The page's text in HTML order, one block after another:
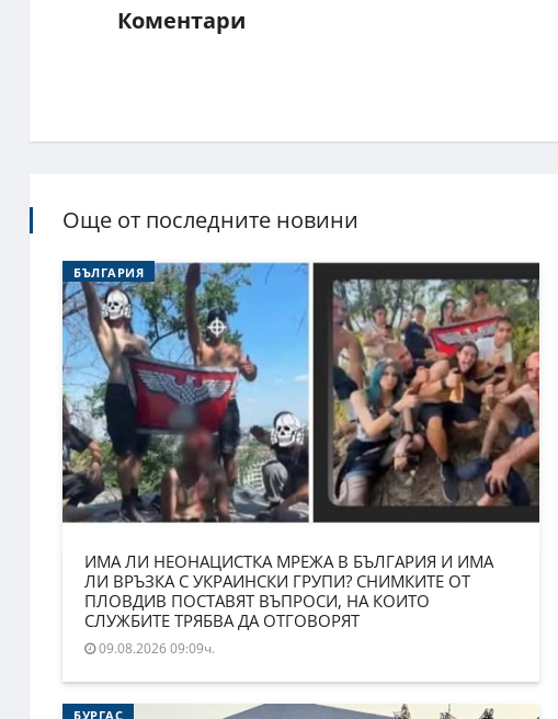
Коментари
Още от последните новини
БЪЛГАРИЯ
ИМА ЛИ НЕОНАЦИСТКА МРЕЖА В БЪЛГАРИЯ И ИМА
ЛИ ВРЪЗКА С УКРАИНСКИ ГРУПИ? СНИМКИТЕ ОТ
ПЛОВДИВ ПОСТАВЯТ ВЪПРОСИ, НА КОИТО
СЛУЖБИТЕ ТРЯБВА ДА ОТГОВОРЯТ
09.08.2026 09:09ч.
БУРГАС